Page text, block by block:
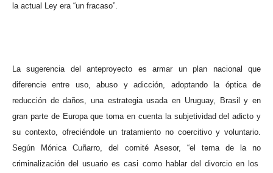
la actual Ley era “un fracaso”.
La sugerencia del anteproyecto es armar un plan nacional que
diferencie entre uso, abuso y adicción, adoptando la óptica de
reducción de daños, una estrategia usada en Uruguay, Brasil y en
gran parte de Europa que toma en cuenta la subjetividad del adicto y
su contexto, ofreciéndole un tratamiento no coercitivo y voluntario.
Según Mónica Cuñarro, del comité Asesor, “el tema de la no
criminalización del usuario es casi como hablar del divorcio en los